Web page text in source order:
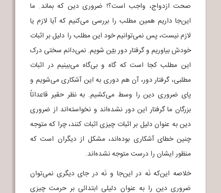
صحت ازدواج، واجب است؟! ضروری دین که بماند. ما
این‌جا داریم همین مطلب را بررسی می‌کنیم که آیا لازم یا
لازم نیست، پس نمی‌توانیم خود این مطلب را دلیل بر اثبات
خودش بیاوریم و گرفتار دور بیّن شویم. نمی‌دانم سختی درک
این مطلب کجا است که گاه و بی‌گاه می‌بینیم در اثبات
مطلبی، گرفتار دور، آن هم دوری به این آشکاری می‌شویم و
پای ضروری دین را وسط می‌کشیم. به نظر حقیر قاعداتاً
بزرگان ما گرفتار این دور نشده‌اند و نخواسته‌اند از ضروری
دین به عنوان دلیل بر اثبات چیزی اثبات کنند، چرا که متوجه
چنین خطای آشکاری بوده‌اند، مشکل از دیگران است که
منظور ایشان را درست متوجه نشده‌اند.
خلاصه این‌که نَه در این‌جا و نَه در جای دیگری نمی‌توان
ضروری دین را به عنوان دلیلی ابتدائی بر حرمت چیزی